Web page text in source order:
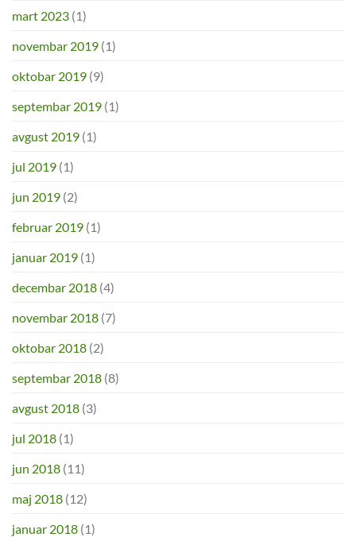
mart 2023 (1)
novembar 2019 (1)
oktobar 2019 (9)
septembar 2019 (1)
avgust 2019 (1)
jul 2019 (1)
jun 2019 (2)
februar 2019 (1)
januar 2019 (1)
decembar 2018 (4)
novembar 2018 (7)
oktobar 2018 (2)
septembar 2018 (8)
avgust 2018 (3)
jul 2018 (1)
jun 2018 (11)
maj 2018 (12)
januar 2018 (1)